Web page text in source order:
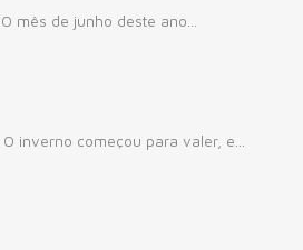
O mês de junho deste ano...
O inverno começou para valer, e...